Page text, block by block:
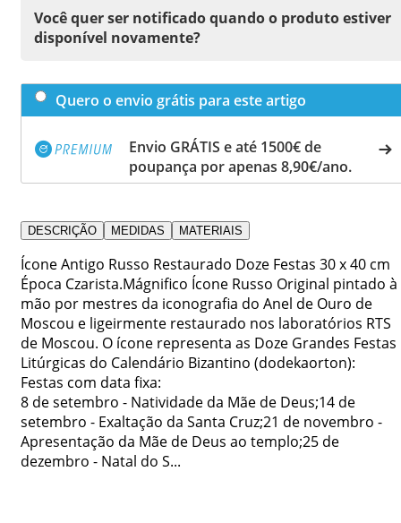
Você quer ser notificado quando o produto estiver
disponível novamente?
Quero o envio grátis para este artigo
Envio GRÁTIS e até 1500€ de
poupança por apenas 8,90€/ano.
DESCRIÇÃO MEDIDAS MATERIAIS
Ícone Antigo Russo Restaurado Doze Festas 30 x 40 cm
Época Czarista.Mágnifico Ícone Russo Original pintado à
mão por mestres da iconografia do Anel de Ouro de
Moscou e ligeirmente restaurado nos laboratórios RTS
de Moscou. O ícone representa as Doze Grandes Festas
Litúrgicas do Calendário Bizantino (dodekaorton):
Festas com data fixa:
8 de setembro - Natividade da Mãe de Deus;14 de
setembro - Exaltação da Santa Cruz;21 de novembro -
Apresentação da Mãe de Deus ao templo;25 de
dezembro - Natal do S...